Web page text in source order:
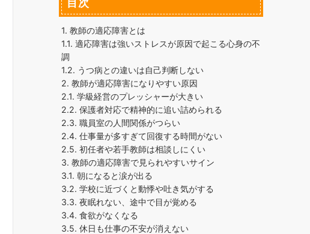
1. 教師の適応障害とは
1.1. 適応障害は強いストレスが原因で起こる心身の不
調
1.2. うつ病との違いは自己判断しない
2. 教師が適応障害になりやすい原因
2.1. 学級経営のプレッシャーが大きい
2.2. 保護者対応で精神的に追い詰められる
2.3. 職員室の人間関係がつらい
2.4. 仕事量が多すぎて回復する時間がない
2.5. 初任者や若手教師は相談しにくい
3. 教師の適応障害で見られやすいサイン
3.1. 朝になると涙が出る
3.2. 学校に近づくと動悸や吐き気がする
3.3. 夜眠れない、途中で目が覚める
3.4. 食欲がなくなる
3.5. 休日も仕事の不安が消えない